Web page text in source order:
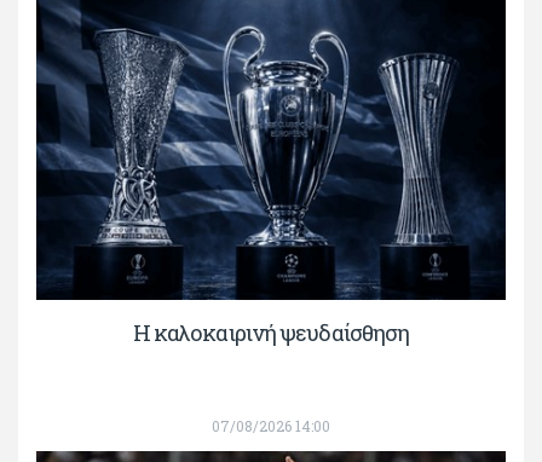
Η καλοκαιρινή ψευδαίσθηση
07/08/2026 14:00